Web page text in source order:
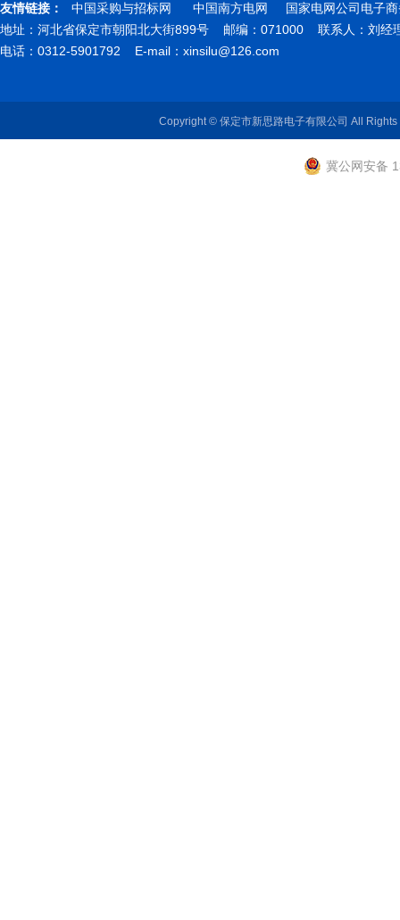
友情链接： 中国采购与招标网 中国南方电网
国家电网公司电子
地址：河北省保定市朝阳北大街899号 邮编：071000 联系人：刘
电话：0312-5901792 E-mail： xinsilu@126.com
Copyright © 保定市新思路电子有限公司 All
冀公网安备